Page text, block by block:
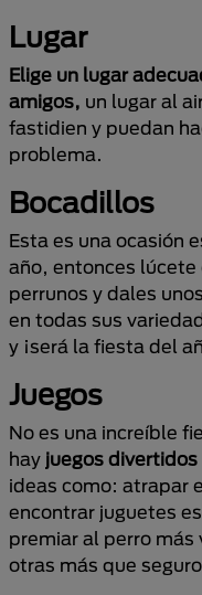
Lugar
Elige un lugar
amigos, un lugar al
fastidien y puedan
problema.
Bocadillos
Esta es una ocasión
año, entonces
perrunos y dales
en todas sus
y ¡será la fiesta del
Juegos
No es una increíble
hay juegos
ideas como: atrapar
encontrar juguetes
premiar al perro más
otras más que